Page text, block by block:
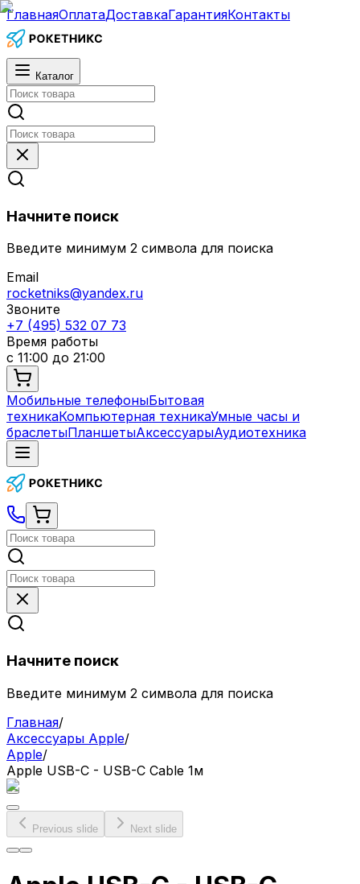
ГлавнаяОплатаДоставкаГарантияКонтакты
Каталог
Начните поиск
Введите минимум 2 символа для поиска
Email
rocketniks@yandex.ru
Звоните
+7 (495) 532 07 73
Время работы
с 11:00 до 21:00
Мобильные телефоныБытовая
техникаКомпьютерная техникаУмные часы и
браслетыПланшетыАксессуарыАудиотехника
Начните поиск
Введите минимум 2 символа для поиска
Главная/
Аксессуары Apple/
Apple/
Apple USB-C - USB-C Cable 1м
Previous slide Next slide